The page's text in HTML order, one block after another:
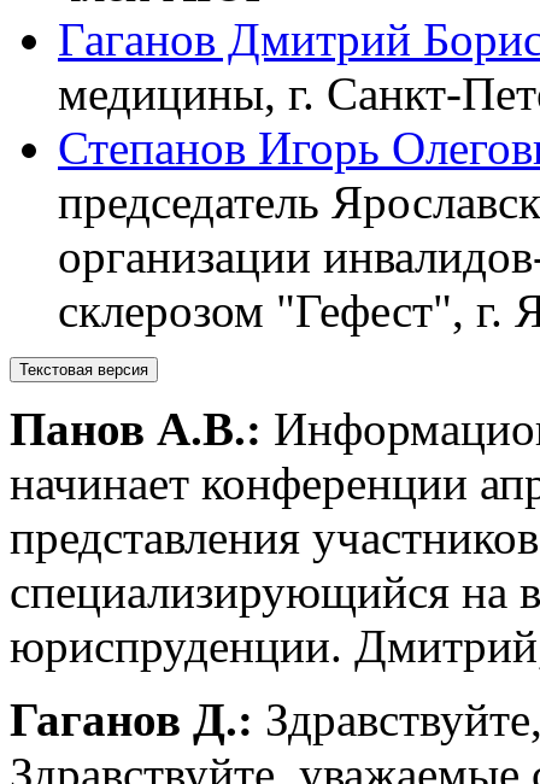
Гаганов Дмитрий
медицины, г. Санкт-
Степанов Игорь
председатель
организации
склерозом "Гефест",
Текстовая версия
Панов А.В.:
начинает конференции
представления
специализирующийся на
юриспруденции.
Гаганов Д.: